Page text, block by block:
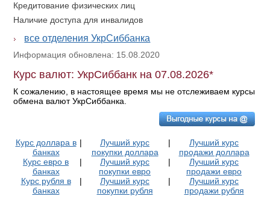
Кредитование физических лиц
Наличие доступа для инвалидов
все отделения УкрСиббанка
Информация обновлена: 15.08.2020
Курс валют: УкрСиббанк на 07.08.2026*
К сожалению, в настоящее время мы не отслеживаем курсы
обмена валют УкрСиббанка.
Курс доллара в
банках
|
Лучший курс
покупки доллара
|
Лучший курс
продажи доллара
Курс евро в
банках
|
Лучший курс
покупки евро
|
Лучший курс
продажи евро
Курс рубля в
банках
|
Лучший курс
покупки рубля
|
Лучший курс
продажи рубля